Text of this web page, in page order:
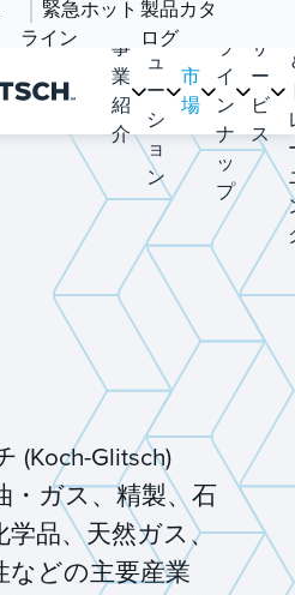
緊急ホット
ライン
製品カタ
ログ
事
業
紹
介
リ
ュ
ー
シ
ョ
ン
市
場
ラ
イ
ン
ナ
ッ
プ
サ
ー
ビ
ス
(Koch-Glitsch)
・ガス、精製、石
学品、天然ガス、
などの主要産業